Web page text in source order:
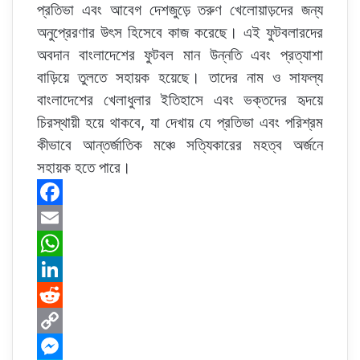
প্রতিভা এবং আবেগ দেশজুড়ে তরুণ খেলোয়াড়দের জন্য
অনুপ্রেরণার উৎস হিসেবে কাজ করেছে। এই ফুটবলারদের
অবদান বাংলাদেশের ফুটবল মান উন্নতি এবং প্রত্যাশা
বাড়িয়ে তুলতে সহায়ক হয়েছে। তাদের নাম ও সাফল্য
বাংলাদেশের খেলাধুলার ইতিহাসে এবং ভক্তদের হৃদয়ে
চিরস্থায়ী হয়ে থাকবে, যা দেখায় যে প্রতিভা এবং পরিশ্রম
কীভাবে আন্তর্জাতিক মঞ্চে সত্যিকারের মহত্ব অর্জনে
সহায়ক হতে পারে।
F
a
c
e
b
o
E
m
a
W
h
a
t
L
n
R
e
C